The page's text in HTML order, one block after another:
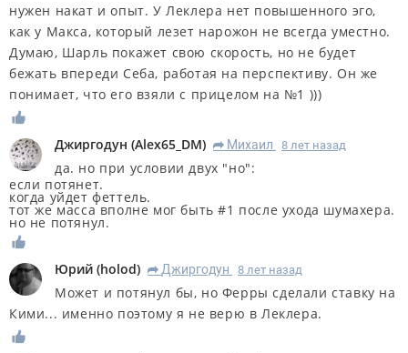
нужен накат и опыт. У Леклера нет повышенного эго,
как у Макса, который лезет нарожон не всегда уместно.
Думаю, Шарль покажет свою скорость, но не будет
бежать впереди Себа, работая на перспективу. Он же
понимает, что его взяли с прицелом на №1 )))
Джиргодун (Alex65_DM) R Михаил 8 лет назад
да. но при условии двух "но":
если потянет.
когда уйдет феттель.
тот же масса вполне мог быть #1 после ухода шумахера.
но не потянул.
Юрий (holod) R Джиргодун 8 лет назад
Может и потянул бы, но Ферры сделали ставку на
Кими... именно поэтому я не верю в Леклера.